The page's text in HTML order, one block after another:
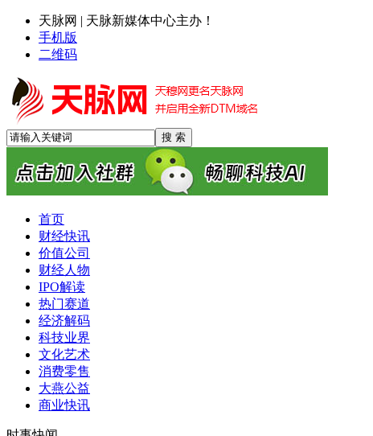
天脉网 | 天脉新媒体中心主办！
手机版
二维码
首页
财经快讯
价值公司
财经人物
IPO解读
热门赛道
经济解码
科技业界
文化艺术
消费零售
大燕公益
商业快讯
自在，较高下 迪桑特D:MODE自在较量场亮相深圳万象天地
麦格纳获得奇瑞800V电驱动项目定点